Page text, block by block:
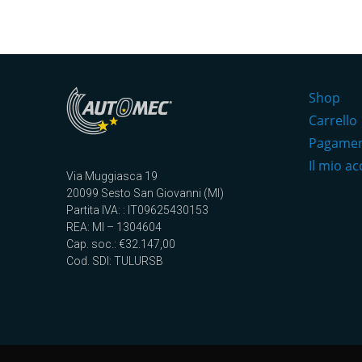
Via Muggiasca 19
20099 Sesto San Giovanni (MI)
Partita IVA: : IT09625430153
REA: MI – 1304604
Cap. soc.: €32.147,00
Cod. SDI: TULURSB
Shop
Carrello
Il mio